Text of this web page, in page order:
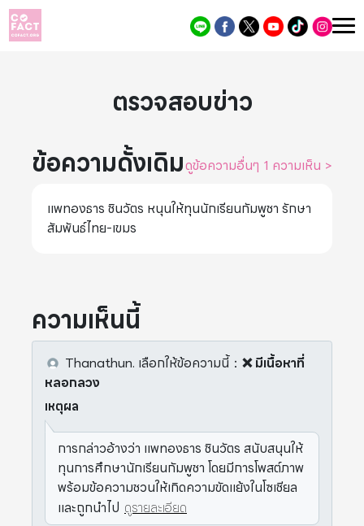
ตรวจสอบข่าว
ข้อความดั้งเดิมดูข้อความอื่นๆ 1 ความเห็น >
แพทองธาร ชินวัตร หนุนให้ทุนนักเรียนกัมพูชา รักษา
สัมพันธ์ไทย-เขมร
ความเห็นนี้
Thanathun. เลือกให้ข้อความนี้： ❌ มีเนื้อหาที่
หลอกลวง
เหตุผล
การกล่าวอ้างว่า แพทองธาร ชินวัตร สนับสนุนให้
ทุนการศึกษานักเรียนกัมพูชา โดยมีการโพสต์ภาพ
พร้อมข้อความชวนให้เกิดความขัดแย้งในโซเชียล
และถูกนำไป ดูรายละเอียด